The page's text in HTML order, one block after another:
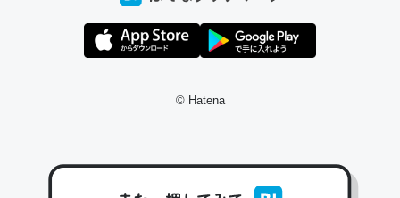
私も3年前ぐらいに祖母の家に設置した。ポケットWifiみ
https://toyoshi.hatenablog.com/entry/2019/05/15/1805
© Hatena